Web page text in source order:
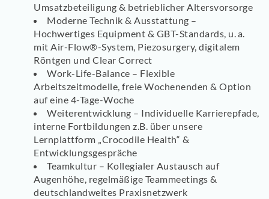
Umsatzbeteiligung & betrieblicher Altersvorsorge
Moderne Technik & Ausstattung –
Hochwertiges Equipment & GBT-Standards, u. a.
mit Air-Flow®-System, Piezosurgery, digitalem
Röntgen und Clear Correct
Work-Life-Balance – Flexible
Arbeitszeitmodelle, freie Wochenenden & Option
auf eine 4-Tage-Woche
Weiterentwicklung – Individuelle Karrierepfade,
interne Fortbildungen z.B. über unsere
Lernplattform „Crocodile Health“ &
Entwicklungsgespräche
Teamkultur – Kollegialer Austausch auf
Augenhöhe, regelmäßige Teammeetings &
deutschlandweites Praxisnetzwerk